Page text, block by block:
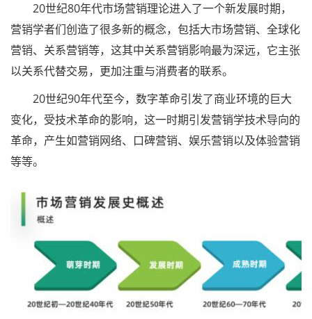
20世纪80年代市场营销理论进入了一个新发展时期，
营销学者们创造了很多新的概念，包括大市场营销、全球化
营销、关系营销等，这其中关系营销影响最为深远，它主张
以关系代替交易，更加注重与消费者的联系。
20世纪90年代至今，数字革命引发了商业环境的巨大
变化，受技术革命的影响，这一时期引发营销学技术导向的
革命，产生如营销网络、口碑营销、娱乐营销以及体验营销
等等。